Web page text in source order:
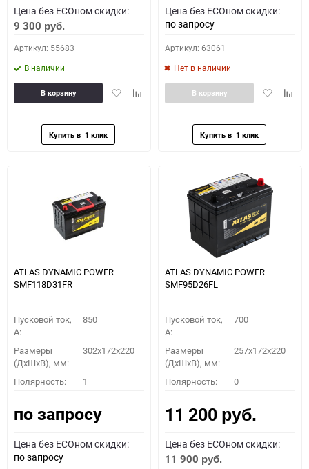
Цена без ECOном скидки:
9 300 руб.
Артикул: 55683
В наличии
ДобавитьДобавить
В корзину
Цена без ECOном скидки:
по запросу
Артикул: 63061
Нет в наличии
Добавить
В корзину
ATLAS DYNAMIC POWER
SMF118D31FR
Пусковой ток,
A:
850
Размеры
(ДхШхВ), мм:
302x172x220
Полярность: 1
по запросу
Цена без ECOном скидки:
по запросу
ATLAS DYNAMIC POWER
SMF95D26FL
Пусковой ток,
A:
700
Размеры
(ДхШхВ), мм:
257x172x220
Полярность: 0
11 200 руб.
Цена без ECOном скидки:
11 900 руб.